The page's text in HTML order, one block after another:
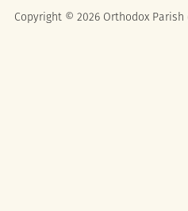
Copyright © 2026 Orthodox